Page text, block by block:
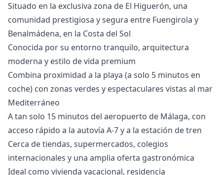
Situado en la exclusiva zona de El Higuerón, una
comunidad prestigiosa y segura entre Fuengirola y
Benalmádena, en la Costa del Sol
Conocida por su entorno tranquilo, arquitectura
moderna y estilo de vida premium
Combina proximidad a la playa (a solo 5 minutos en
coche) con zonas verdes y espectaculares vistas al mar
Mediterráneo
A tan solo 15 minutos del aeropuerto de Málaga, con
acceso rápido a la autovía A-7 y a la ‌estación ‌de ‌tren
Cerca ‌de ‌tiendas, supermercados, colegios
internacionales y ‌una ‌amplia ‌oferta gastronómica
Ideal como ‌vivienda ‌vacacional, ‌residencia